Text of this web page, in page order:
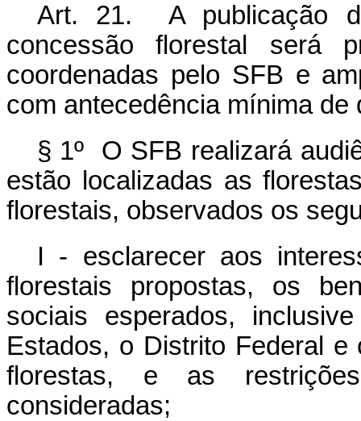
Art. 21. A publicação
concessão florestal será
coordenadas pelo SFB e
com antecedência mínima de
§ 1º O SFB realizará
estão localizadas as
florestais, observados os
I - esclarecer aos
florestais propostas, os
sociais esperados,
Estados, o Distrito Federal
florestas, e as
consideradas;